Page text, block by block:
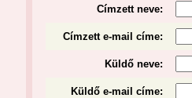
Címzett neve:
Címzett e-mail címe:
Küldő neve:
Küldő e-mail címe: